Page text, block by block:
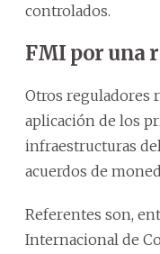
controlados.
FMI por una
Otros reguladores
aplicación de los
infraestructuras
acuerdos de
Referentes son,
Internacional de